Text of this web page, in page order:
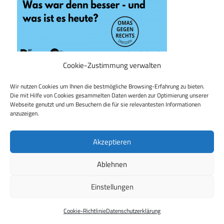
Cookie-Zustimmung verwalten
Wir nutzen Cookies um Ihnen die bestmögliche Browsing-Erfahrung zu bieten.
Die mit Hilfe von Cookies gesammelten Daten werden zur Optimierung unserer
Webseite genutzt und um Besuchern die für sie relevantesten Informationen
anzuzeigen.
Akzeptieren
Ablehnen
Einstellungen
Cookie-RichtlinieDatenschutzerklärung
Beitragsnavigation
Vorheriger Beitrag